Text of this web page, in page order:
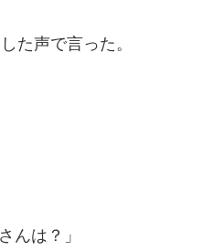
た声で言った。
んは？」